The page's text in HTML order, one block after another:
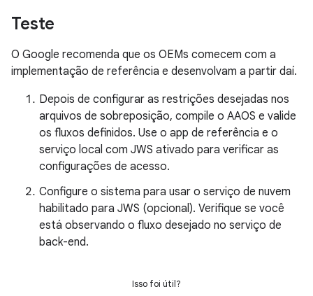
Teste
O Google recomenda que os OEMs comecem com a
implementação de referência e desenvolvam a partir daí.
Depois de configurar as restrições desejadas nos
arquivos de sobreposição, compile o AAOS e valide
os fluxos definidos. Use o app de referência e o
serviço local com JWS ativado para verificar as
configurações de acesso.
Configure o sistema para usar o serviço de nuvem
habilitado para JWS (opcional). Verifique se você
está observando o fluxo desejado no serviço de
back-end.
Isso foi útil?